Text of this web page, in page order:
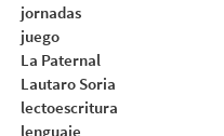
jornadas
juego
La Paternal
Lautaro Soria
lectoescritura
lenguaje